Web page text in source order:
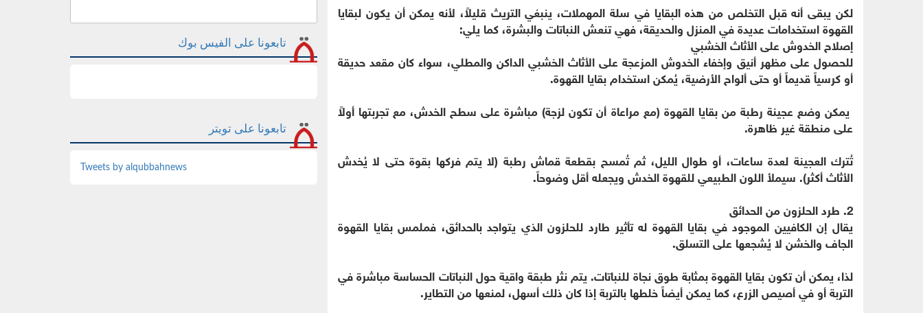
لكن يبقى أنه قبل التخلص من هذه البقايا في سلة المهملات، ينبغي التريث قليلاً، لأنه يمكن أن يكون لبقايا
القهوة استخدامات عديدة في المنزل والحديقة، فهي تنعش النباتات والبشرة، كما يلي:
إصلاح الخدوش على الأثاث الخشبي
للحصول على مظهر أنيق وإخفاء الخدوش المزعجة على الأثاث الخشبي الداكن والمطلي، سواء كان مقعد حديقة
أو كرسياً قديماً أو حتى ألواح الأرضية، يُمكن استخدام بقايا القهوة.
يمكن وضع عجينة رطبة من بقايا القهوة (مع مراعاة أن تكون لزجة) مباشرة على سطح الخدش، مع تجربتها أولاً
على منطقة غير ظاهرة.
تُترك العجينة لعدة ساعات، أو طوال الليل، ثم تُمسح بقطعة قماش رطبة (لا يتم فركها بقوة حتى لا يُخدش
الأثاث أكثر). سيملأ اللون الطبيعي للقهوة الخدش ويجعله أقل وضوحاً.
2. طرد الحلزون من الحدائق
يقال إن الكافيين الموجود في بقايا القهوة له تأثير طارد للحلزون الذي يتواجد بالحدائق، فملمس بقايا القهوة
الجاف والخشن لا يُشجعها على التسلق.
لذا، يمكن أن تكون بقايا القهوة بمثابة طوق نجاة للنباتات. يتم نثر طبقة واقية حول النباتات الحساسة مباشرة في
التربة أو في أصيص الزرع، كما يمكن أيضاً خلطها بالتربة إذا كان ذلك أسهل، لمنعها من التطاير.
تابعونا على الفيس بوك
تابعونا على تويتر
Tweets by alqubbahnews